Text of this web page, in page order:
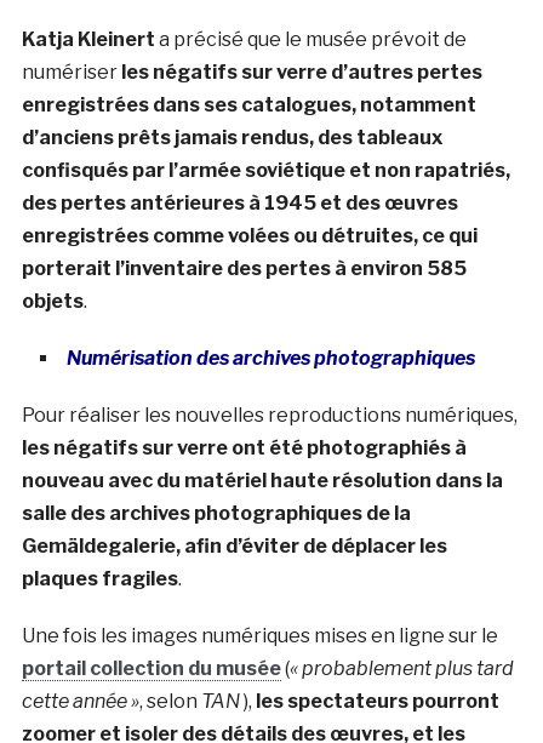
Katja Kleinert a précisé que le musée prévoit de
numériser les négatifs sur verre d’autres pertes
enregistrées dans ses catalogues, notamment
d’anciens prêts jamais rendus, des tableaux
confisqués par l’armée soviétique et non rapatriés,
des pertes antérieures à 1945 et des œuvres
enregistrées comme volées ou détruites, ce qui
porterait l’inventaire des pertes à environ 585
objets.
Numérisation des archives photographiques
Pour réaliser les nouvelles reproductions numériques,
les négatifs sur verre ont été photographiés à
nouveau avec du matériel haute résolution dans la
salle des archives photographiques de la
Gemäldegalerie, afin d’éviter de déplacer les
plaques fragiles.
Une fois les images numériques mises en ligne sur le
portail collection du musée(« probablement plus tard
cette année », selon TAN), les spectateurs pourront
zoomer et isoler des détails des œuvres, et les